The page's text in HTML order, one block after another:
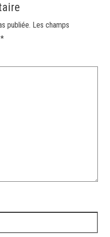
publiée. Les champs
*